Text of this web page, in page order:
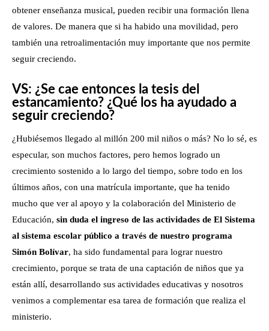
obtener enseñanza musical, pueden recibir una formación llena
de valores. De manera que si ha habido una movilidad, pero
también una retroalimentación muy importante que nos permite
seguir creciendo.
VS: ¿Se cae entonces la tesis del
estancamiento? ¿Qué los ha ayudado a
seguir creciendo?
¿Hubiésemos llegado al millón 200 mil niños o más? No lo sé, es
especular, son muchos factores, pero hemos logrado un
crecimiento sostenido a lo largo del tiempo, sobre todo en los
últimos años, con una matrícula importante, que ha tenido
mucho que ver al apoyo y la colaboración del Ministerio de
Educación, sin duda el ingreso de las actividades de El Sistema
al sistema escolar público a través de nuestro programa
Simón Bolívar, ha sido fundamental para lograr nuestro
crecimiento, porque se trata de una captación de niños que ya
están allí, desarrollando sus actividades educativas y nosotros
venimos a complementar esa tarea de formación que realiza el
ministerio.